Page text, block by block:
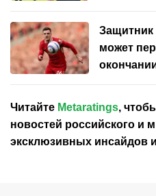
Защитник
может
Читайте Metaratings,
новостей российского и
эксклюзивных инсайдов